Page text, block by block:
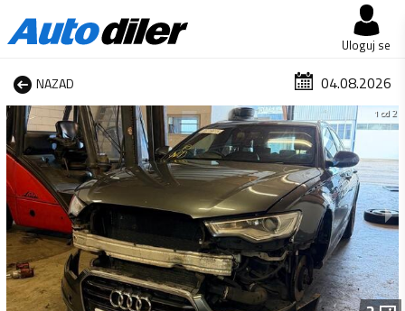
Uloguj se
NAZAD 04.08.2026
1 od 2